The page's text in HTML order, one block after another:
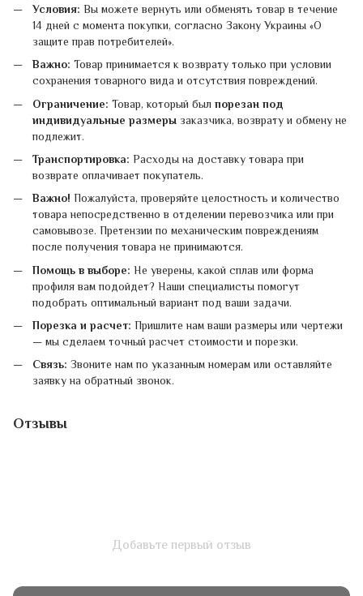
Условия: Вы можете вернуть или обменять товар в течение
14 дней с момента покупки, согласно Закону Украины «О
защите прав потребителей».
Важно: Товар принимается к возврату только при условии
сохранения товарного вида и отсутствия повреждений.
Ограничение: Товар, который был порезан под
индивидуальные размеры заказчика, возврату и обмену не
подлежит.
Транспортировка: Расходы на доставку товара при
возврате оплачивает покупатель.
Важно! Пожалуйста, проверяйте целостность и количество
товара непосредственно в отделении перевозчика или при
самовывозе. Претензии по механическим повреждениям
после получения товара не принимаются.
Помощь в выборе: Не уверены, какой сплав или форма
профиля вам подойдет? Наши специалисты помогут
подобрать оптимальный вариант под ваши задачи.
Порезка и расчет: Пришлите нам ваши размеры или чертежи
— мы сделаем точный расчет стоимости и порезки.
Связь: Звоните нам по указанным номерам или оставляйте
заявку на обратный звонок.
Отзывы
Добавьте первый отзыв